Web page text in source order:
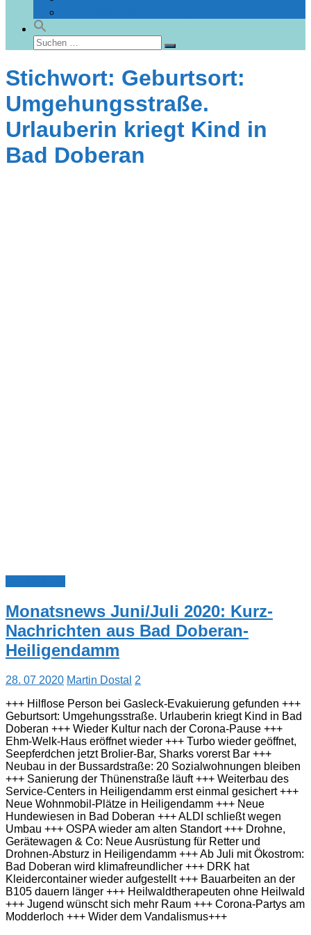
Suchen
nach:
Suchen
Stichwort: Geburtsort:
Umgehungsstraße.
Urlauberin kriegt Kind in
Bad Doberan
Monatsnews Juni/Juli 2020: Kurz-
Nachrichten aus Bad Doberan-
Heiligendamm
28. 07 2020 Martin Dostal 2
+++ Hilflose Person bei Gasleck-Evakuierung gefunden +++
Geburtsort: Umgehungsstraße. Urlauberin kriegt Kind in Bad
Doberan +++ Wieder Kultur nach der Corona-Pause +++
Ehm-Welk-Haus eröffnet wieder +++ Turbo wieder geöffnet,
Seepferdchen jetzt Brolier-Bar, Sharks vorerst Bar +++
Neubau in der Bussardstraße: 20 Sozialwohnungen bleiben
+++ Sanierung der Thünenstraße läuft +++ Weiterbau des
Service-Centers in Heiligendamm erst einmal gesichert +++
Neue Wohnmobil-Plätze in Heiligendamm +++ Neue
Hundewiesen in Bad Doberan +++ ALDI schließt wegen
Umbau +++ OSPA wieder am alten Standort +++ Drohne,
Gerätewagen & Co: Neue Ausrüstung für Retter und
Drohnen-Absturz in Heiligendamm +++ Ab Juli mit Ökostrom:
Bad Doberan wird klimafreundlicher +++ DRK hat
Kleidercontainer wieder aufgestellt +++ Bauarbeiten an der
B105 dauern länger +++ Heilwaldtherapeuten ohne Heilwald
+++ Jugend wünscht sich mehr Raum +++ Corona-Partys am
Modderloch +++ Wider dem Vandalismus+++